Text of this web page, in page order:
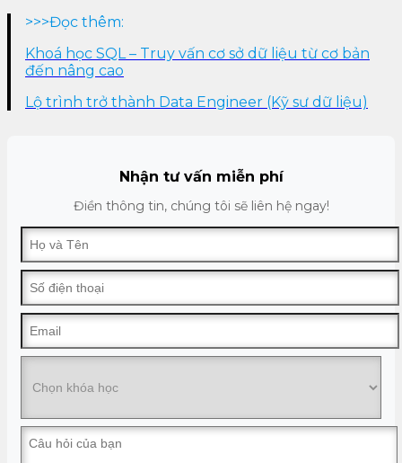
>>>Đọc thêm:
Khoá học SQL – Truy vấn cơ sở dữ liệu từ cơ bản
đến nâng cao
Lộ trình trở thành Data Engineer (Kỹ sư dữ liệu)
Nhận tư vấn miễn phí
Điền thông tin, chúng tôi sẽ liên hệ ngay!